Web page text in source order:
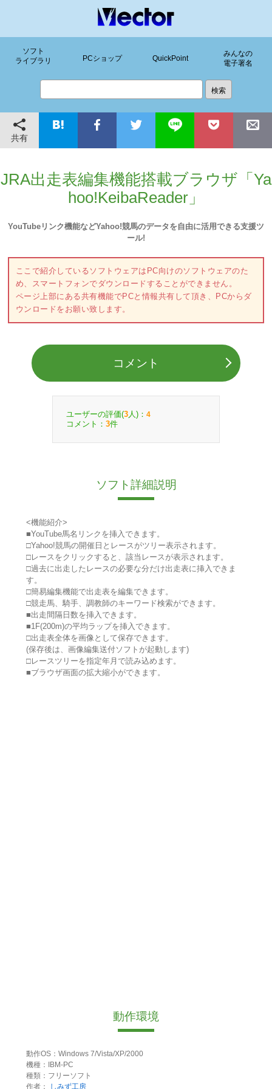
ソフト
ライブラリ
PCショップ QuickPoint
みんなの
電子署名
共有
JRA出走表編集機能搭載ブラウザ「Ya
hoo!KeibaReader」
YouTubeリンク機能などYahoo!競馬のデータを自由に活用できる支援ツ
ール!
ここで紹介しているソフトウェアはPC向けのソフトウェアのた
め、スマートフォンでダウンロードすることができません。
ページ上部にある共有機能でPCと情報共有して頂き、PCからダ
ウンロードをお願い致します。
コメント
ユーザーの評価(3 人)： 4
コメント： 3件
ソフト詳細説明
<機能紹介>
■YouTube馬名リンクを挿入できます。
□Yahoo!競馬の開催日とレースがツリー表示されます。
□レースをクリックすると、該当レースが表示されます。
□過去に出走したレースの必要な分だけ出走表に挿入できま
す。
□簡易編集機能で出走表を編集できます。
□競走馬、騎手、調教師のキーワード検索ができます。
■出走間隔日数を挿入できます。
■1F(200m)の平均ラップを挿入できます。
□出走表全体を画像として保存できます。
(保存後は、画像編集送付ソフトが起動します)
□レースツリーを指定年月で読み込めます。
■ブラウザ画面の拡大縮小ができます。
動作環境
動作OS：Windows 7/Vista/XP/2000
機種：IBM-PC
種類：フリーソフト
作者：
しみず工房